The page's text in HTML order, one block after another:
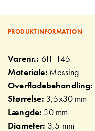
PRODUKTINFORMATION
Varenr.: 611-145
Materiale: Messing
Overfladebehandling:
Størrelse: 3,5x30 mm
Længde: 30 mm
Diameter: 3,5 mm